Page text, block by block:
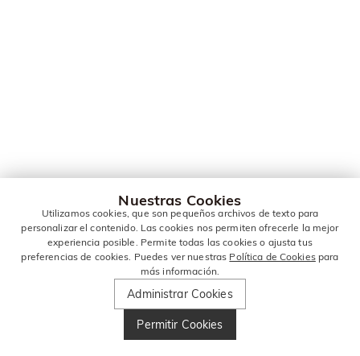
Nuestras Cookies
Utilizamos cookies, que son pequeños archivos de texto para
personalizar el contenido. Las cookies nos permiten ofrecerle la mejor
experiencia posible. Permite todas las cookies o ajusta tus
preferencias de cookies. Puedes ver nuestras Política de Cookiespara
más información.
Administrar Cookies
Permitir Cookies